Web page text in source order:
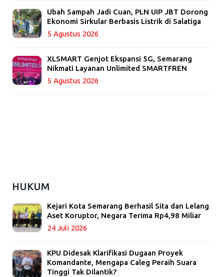
Ubah Sampah Jadi Cuan, PLN UIP JBT Dorong
Ekonomi Sirkular Berbasis Listrik di Salatiga
5 Agustus 2026
XLSMART Genjot Ekspansi 5G, Semarang
Nikmati Layanan Unlimited SMARTFREN
5 Agustus 2026
HUKUM
Kejari Kota Semarang Berhasil Sita dan Lelang
Aset Koruptor, Negara Terima Rp4,98 Miliar
24 Juli 2026
KPU Didesak Klarifikasi Dugaan Proyek
Komandante, Mengapa Caleg Peraih Suara
Tinggi Tak Dilantik?